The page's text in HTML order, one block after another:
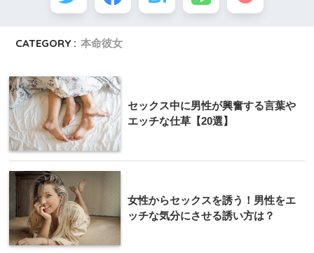
CATEGORY : 本命彼女
セックス中に男性が興奮する言葉や
エッチな仕草【20選】
女性からセックスを誘う！男性をエ
ッチな気分にさせる誘い方は？